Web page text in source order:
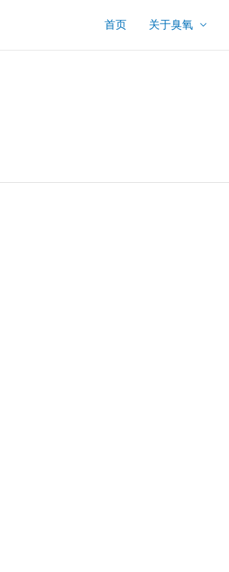
首页 关于臭氧